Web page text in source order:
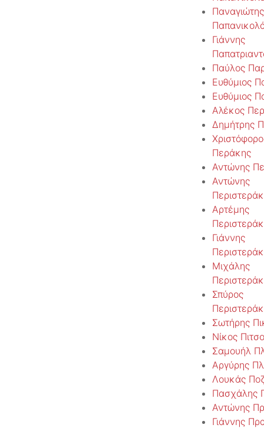
Παναγιώτης
Γιάννης
Παύλος
Ευθύμιος
Ευθύμιος
Αλέκος
Δημήτρης
Περάκης
Αντώνης
Αντώνης
Αρτέμης
Γιάννης
Μιχάλης
Σπύρος
Σωτήρης
Νίκος
Σαμουήλ
Αργύρης
Λουκάς
Πασχάλης
Αντώνης
Γιάννης